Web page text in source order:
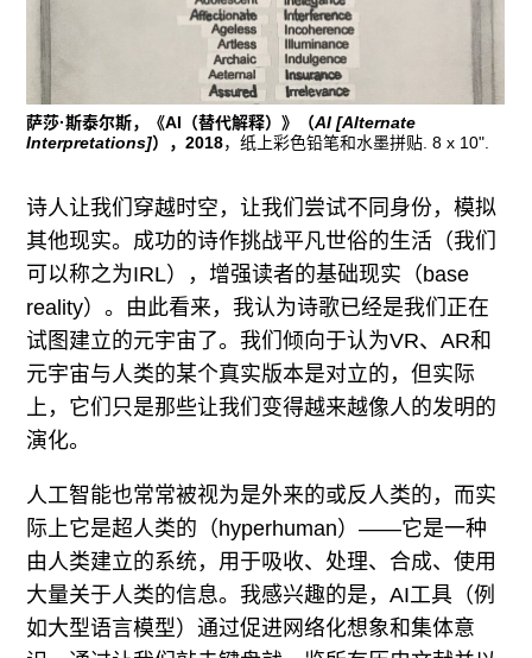
萨莎·斯泰尔斯，《AI（替代解释）》（AI [Alternate
Interpretations]），2018，纸上彩色铅笔和水墨拼贴. 8 x 10".
诗人让我们穿越时空，让我们尝试不同身份，模拟
其他现实。成功的诗作挑战平凡世俗的生活（我们
可以称之为IRL），增强读者的基础现实（base
reality）。由此看来，我认为诗歌已经是我们正在
试图建立的元宇宙了。我们倾向于认为VR、AR和
元宇宙与人类的某个真实版本是对立的，但实际
上，它们只是那些让我们变得越来越像人的发明的
演化。
人工智能也常常被视为是外来的或反人类的，而实
际上它是超人类的（hyperhuman）——它是一种
由人类建立的系统，用于吸收、处理、合成、使用
大量关于人类的信息。我感兴趣的是，AI工具（例
如大型语言模型）通过促进网络化想象和集体意